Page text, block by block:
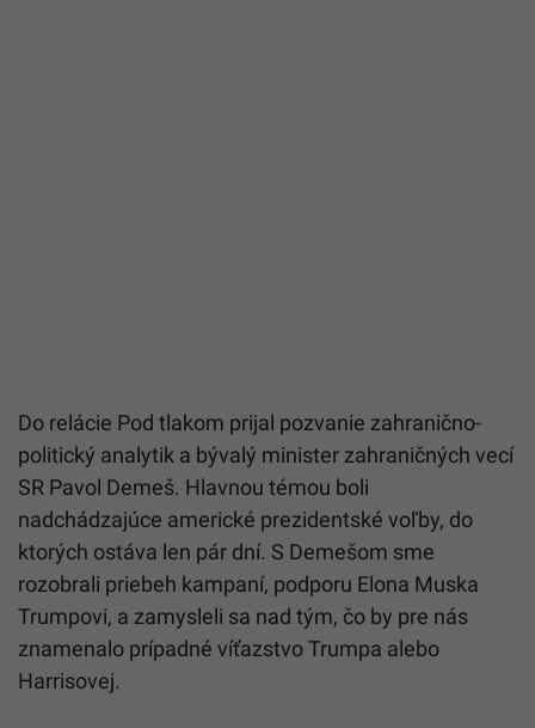
Do relácie Pod tlakom prijal pozvanie zahranično-
politický analytik a bývalý minister zahraničných vecí
SR Pavol Demeš. Hlavnou témou boli
nadchádzajúce americké prezidentské voľby, do
ktorých ostáva len pár dní. S Demešom sme
rozobrali priebeh kampaní, podporu Elona Muska
Trumpovi, a zamysleli sa nad tým, čo by pre nás
znamenalo prípadné víťazstvo Trumpa alebo
Harrisovej.